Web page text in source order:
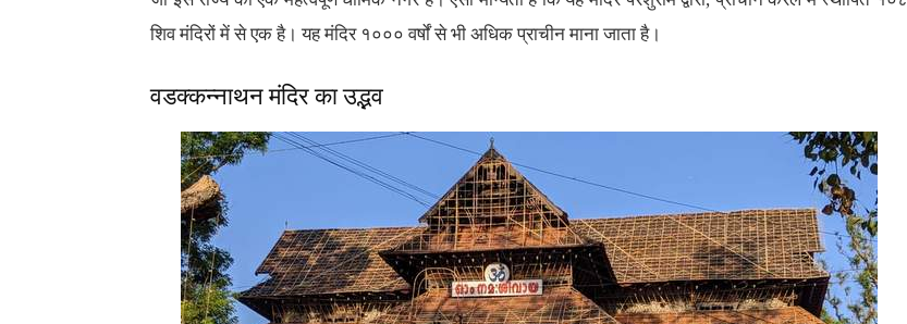
शिव मंदिरों में से एक है। यह मंदिर १००० वर्षों से भी अधिक प्राचीन माना जाता है।
वडक्कन्नाथन मंदिर का उद्भव